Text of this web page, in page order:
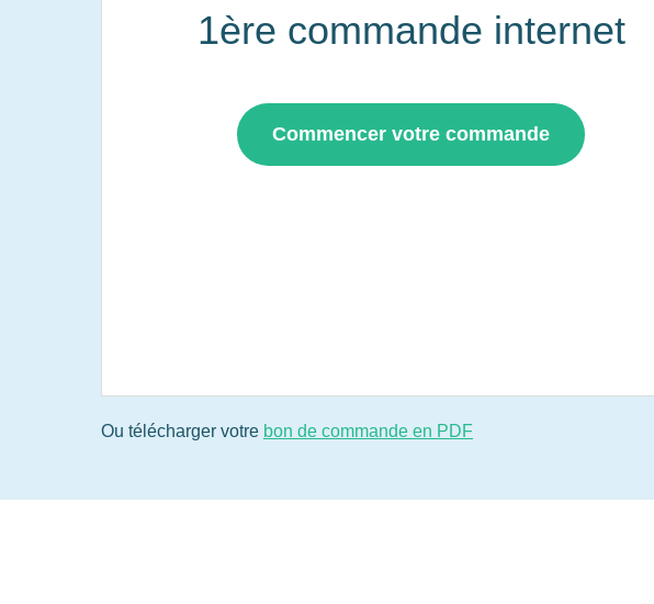
1ère commande internet
Commencer votre commande
Ou télécharger votre bon de commande en PDF